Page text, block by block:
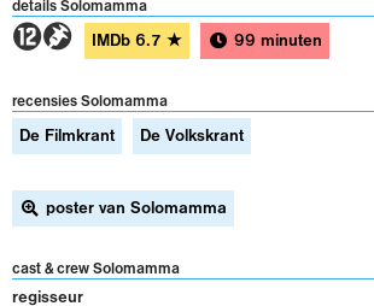
details Solomamma
4H IMDb 6.7 ★ 99 minuten
recensies Solomamma
De Filmkrant De Volkskrant
poster van Solomamma
cast & crew Solomamma
regisseur